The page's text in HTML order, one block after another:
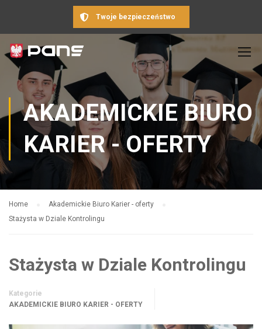
Twoje bezpieczeństwo
AKADEMICKIE BIURO
KARIER - OFERTY
Home
Akademickie Biuro Karier - oferty
Stażysta w Dziale Kontrolingu
Stażysta w Dziale Kontrolingu
Kategorie
AKADEMICKIE BIURO KARIER - OFERTY